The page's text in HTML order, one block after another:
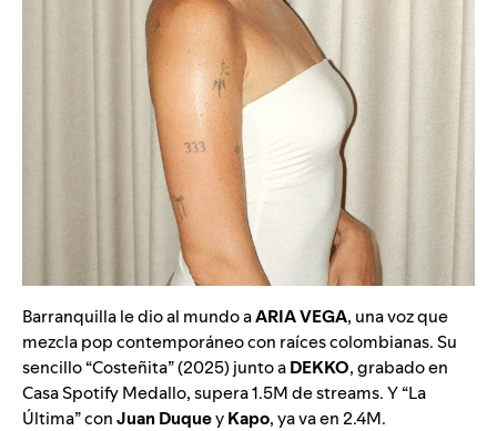
Barranquilla le dio al mundo aARIA VEGA, una voz que
mezcla pop contemporáneo con raíces colombianas. Su
sencillo “Costeñita” (2025) junto aDEKKO, grabado en
Casa Spotify Medallo, supera 1.5M de streams. Y “La
Última” conJuan DuqueyKapo, ya va en 2.4M.